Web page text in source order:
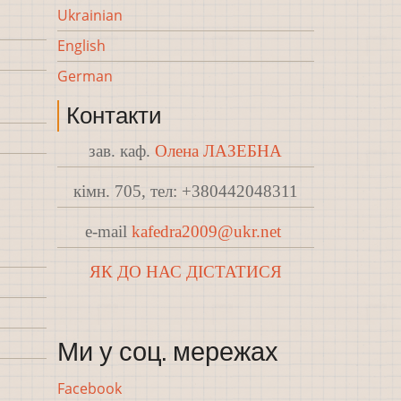
Ukrainian
English
German
Контакти
зав. каф.Олена ЛАЗЕБНА
кімн. 705, тел: +380442048311
e-mailkafedra2009@ukr.net
ЯК ДО НАС ДІСТАТИСЯ
Ми у соц. мережах
Facebook